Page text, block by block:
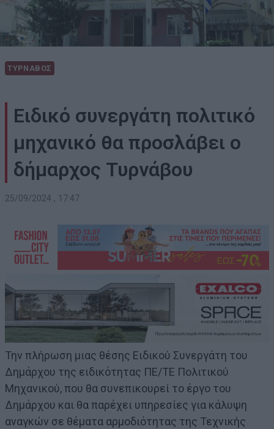
ΤΥΡΝΑΒΟΣ
Ειδικό συνεργάτη πολιτικό
μηχανικό θα προσλάβει ο
δήμαρχος Τυρνάβου
25/09/2024 , 17:47
Την πλήρωση μιας θέσης Ειδικού Συνεργάτη του
Δημάρχου της ειδικότητας ΠΕ/ΤΕ Πολιτικού
Μηχανικού, που θα συνεπικουρεί το έργο του
Δημάρχου και θα παρέχει υπηρεσίες για κάλυψη
αναγκών σε θέματα αρμοδιότητας της Τεχνικής